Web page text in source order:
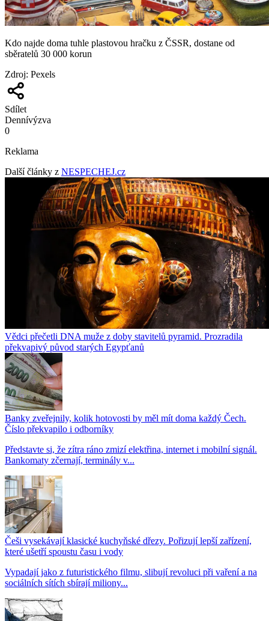
Kdo najde doma tuhle plastovou hračku z ČSSR, dostane od
sběratelů 30 000 korun
Zdroj: Pexels
Sdílet
Dennívýzva
0
Reklama
Další články z NESPECHEJ.cz
Vědci přečetli DNA muže z doby stavitelů pyramid. Prozradila
překvapivý původ starých Egypťanů
Banky zveřejnily, kolik hotovosti by měl mít doma každý Čech.
Číslo překvapilo i odborníky
Představte si, že zítra ráno zmizí elektřina, internet i mobilní signál.
Bankomaty zčernají, terminály v...
Češi vysekávají klasické kuchyňské dřezy. Pořizují lepší zařízení,
které ušetří spoustu času i vody
Vypadají jako z futuristického filmu, slibují revoluci při vaření a na
sociálních sítích sbírají miliony...